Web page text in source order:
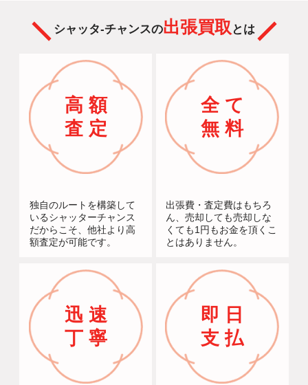
シャッタ-チャンスの出張買取 とは
高 額
査 定
独自のルートを構築して
いるシャッターチャンス
だからこそ、他社より高
額査定が可能です。
全 て
無 料
出張費・査定費はもちろ
ん、売却しても売却しな
くても1円もお金を頂くこ
とはありません。
迅 速
丁 寧
即 日
支 払